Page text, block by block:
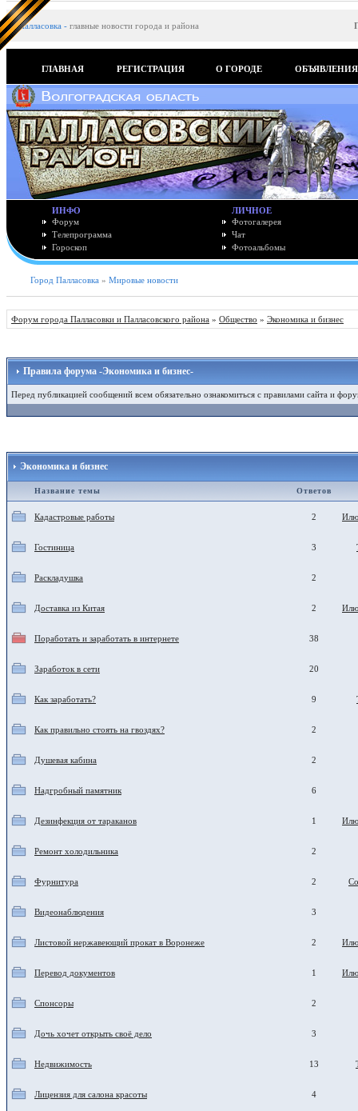
Палласовка - главные новости города и района
ГЛАВНАЯ РЕГИСТРАЦИЯ О ГОРОДЕ ОБЪЯВЛЕНИЯ
ИНФО
Форум
Телепрограмма
Гороскоп
ЛИЧНОЕ
Фотогалерея
Чат
Фотоальбомы
Город Палласовка » Мировые новости
Форум города Палласовки и Палласовского района » Общество » Экономика и бизнес
Правила форума -Экономика и бизнес-
Перед публикацией сообщений всем обязательно ознакомиться с правилами сайта и
Экономика и бизнес
Название темы Ответов
Кадастровые работы 2
Гостиница 3
Раскладушка 2
Доставка из Китая 2
Поработать и заработать в интернете 38
Заработок в сети 20
Как заработать? 9
Как правильно стоять на гвоздях? 2
Душевая кабина 2
Надгробный памятник 6
Дезинфекция от тараканов 1
Ремонт холодильника 2
Фурнитура 2
Видеонаблюдения 3
Листовой нержавеющий прокат в Воронеже 2
Перевод документов 1
Спонсоры 2
Дочь хочет открыть своё дело 3
Недвижимость 13
Лицензия для салона красоты 4